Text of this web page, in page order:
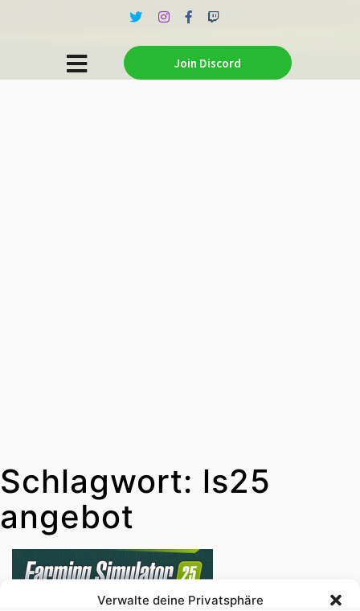
Verwalte deine Privatsphäre
Join Discord
Schlagwort: ls25
angebot